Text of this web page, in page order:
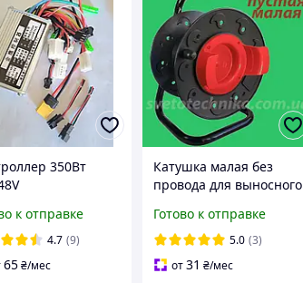
350Вт
к отправке
4.7 (9)
65₴/мес
Катушка малая без
провода для выносного
227мм SVITTEX SV-227
Готово к отправке
5.0 (3)
от31 ₴/мес